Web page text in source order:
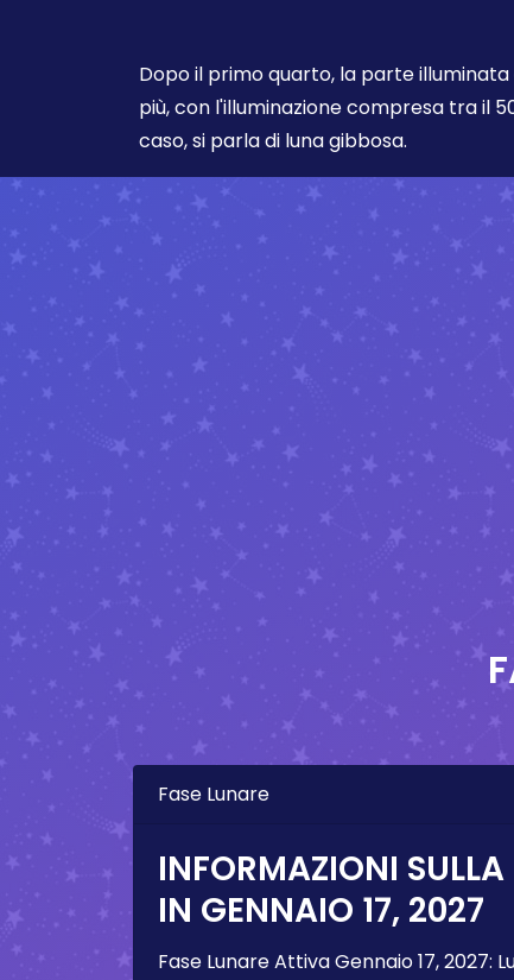
Dopo il primo quarto, la parte
più, con l'illuminazione compresa tra il
caso, si parla di luna gibbosa.
Fase Lunare
INFORMAZIONI SULLA
IN GENNAIO 17, 2027
Fase Lunare AttivaGennaio 17, 2027: